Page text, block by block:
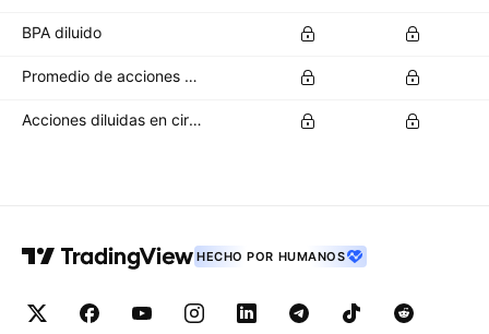
BPA diluido
Promedio de acciones básicas en circulación
Acciones diluidas en circulación
HECHO POR HUMANOS